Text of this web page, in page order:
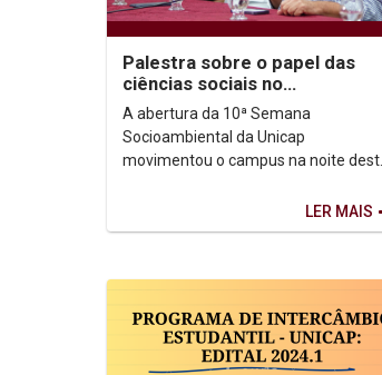
Palestra sobre o papel das
ciências sociais no
enfrentamento às mudanças
climáticas abre a 10ª...
A abertura da 10ª Semana
Socioambiental da Unicap
movimentou o campus na noite desta
recebido no auditório G1 ao som do...
LER MAIS